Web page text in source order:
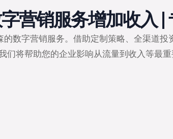
营销服务增加收入 |
数字营销服务。借助定制策略、全渠道
们将帮助您的企业影响从流量到收入等最